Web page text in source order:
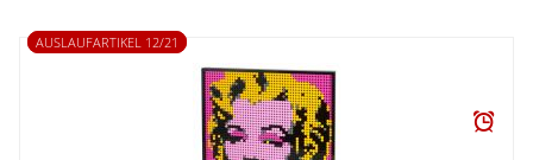
AUSLAUFARTIKEL 12/21